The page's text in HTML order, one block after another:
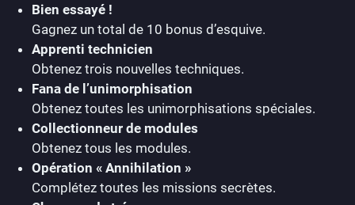
Bien essayé !
Gagnez un total de 10 bonus d’esquive.
Apprenti technicien
Obtenez trois nouvelles techniques.
Fana de l’unimorphisation
Obtenez toutes les unimorphisations spéciales.
Collectionneur de modules
Obtenez tous les modules.
Opération « Annihilation »
Complétez toutes les missions secrètes.